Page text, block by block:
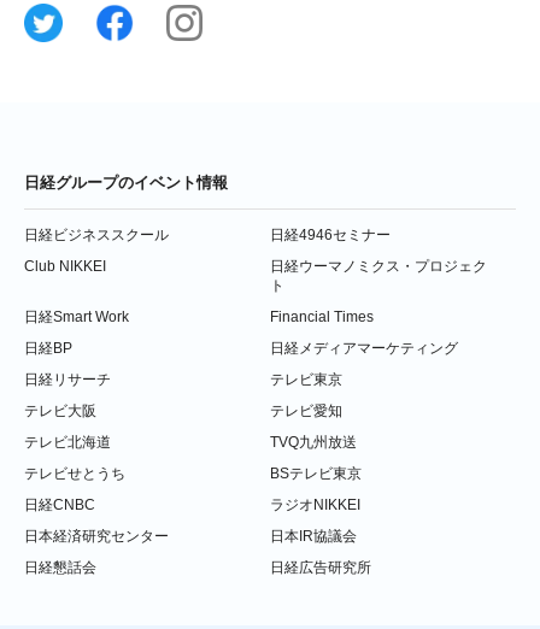
日経グループのイベント情報
日経ビジネススクール
日経4946セミナー
Club NIKKEI
日経ウーマノミクス・プロジェク
ト
日経Smart Work
Financial Times
日経BP
日経メディアマーケティング
日経リサーチ
テレビ東京
テレビ大阪
テレビ愛知
テレビ北海道
TVQ九州放送
テレビせとうち
BSテレビ東京
日経CNBC
ラジオNIKKEI
日本経済研究センター
日本IR協議会
日経懇話会
日経広告研究所